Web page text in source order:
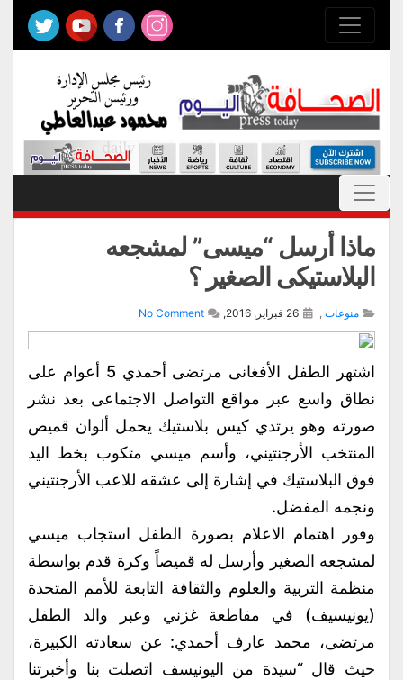
ماذا أرسل “ميسى” لمشجعه
البلاستيكى الصغير ؟
منوعات ,
No Comment
اشتهر الطفل الأفغانى مرتضى أحمدي 5 أعوام على
نطاق واسع عبر مواقع التواصل الاجتماعى بعد نشر
صورته وهو يرتدي كيس بلاستيك يحمل ألوان قميص
المنتخب الأرجنتيني، وأسم ميسي متكوب بخط اليد
فوق البلاستيك في إشارة إلى عشقه للاعب الأرجنتيني
ونجمه المفضل.
وفور اهتمام الاعلام بصورة الطفل استجاب ميسي
لمشجعه الصغير وأرسل له قميصاً وكرة قدم بواسطة
منظمة التربية والعلوم والثقافة التابعة للأمم المتحدة
(يونيسيف) في مقاطعة غزني وعبر والد الطفل
مرتضى، محمد عارف أحمدي: عن سعادته الكبيرة،
حيث قال “سيدة من اليونيسف اتصلت بنا وأخبرتنا